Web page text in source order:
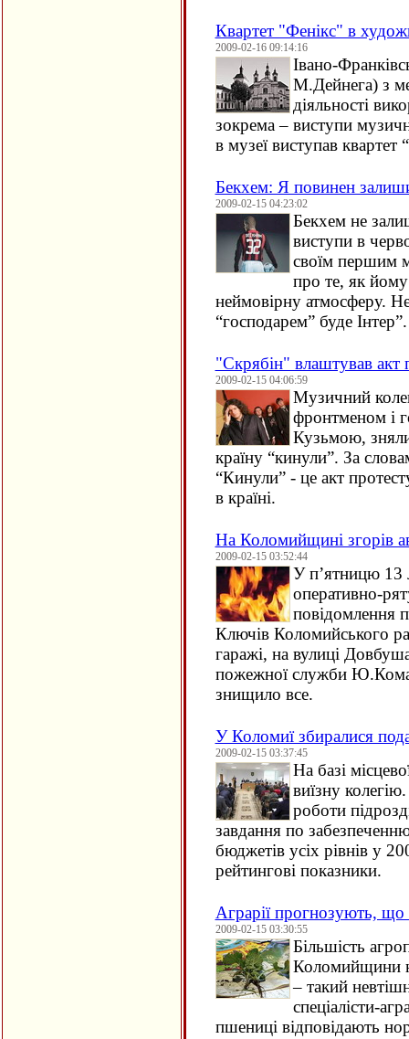
Квартет "Фенікс" в
2009-02-16 09:14:16
Івано-
М.Дейнега) з
діяльності
зокрема – виступи
в музеї виступав квартет
Бекхем: Я повинен
2009-02-15 04:23:02
Бекхем не
виступи в
своїм першим
про те, як йому
неймовірну атмосферу.
“господарем” буде Інтер”.
"Скрябін" влаштував акт
2009-02-15 04:06:59
Музичний
фронтменом і
Кузьмою,
країну “кинули”. За
“Кинули” - це акт
в країні.
На Коломийщині згорів
2009-02-15 03:52:44
У п’ятницю 13
оперативно-
повідомлення
Ключів Коломийського
гаражі, на вулиці
пожежної служби
знищило все.
У Коломиї збиралися
2009-02-15 03:37:45
На базі
виїзну
роботи
завдання по
бюджетів усіх рівнів у
рейтингові показники.
Аграрії прогнозують,
2009-02-15 03:30:55
Більшість
Коломийщини
– такий
спеціалісти-
пшениці відповідають